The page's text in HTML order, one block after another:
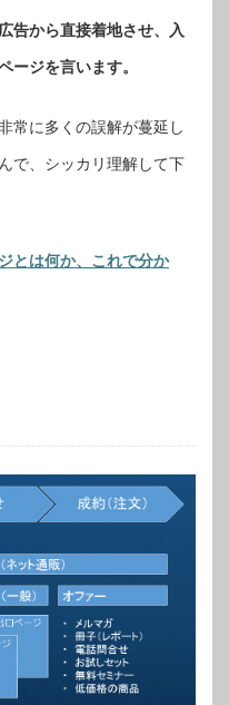
告から直接着地させ、入
ージを言います。
常に多くの誤解が蔓延し
で、シッカリ理解して下
とは何か、これで分か